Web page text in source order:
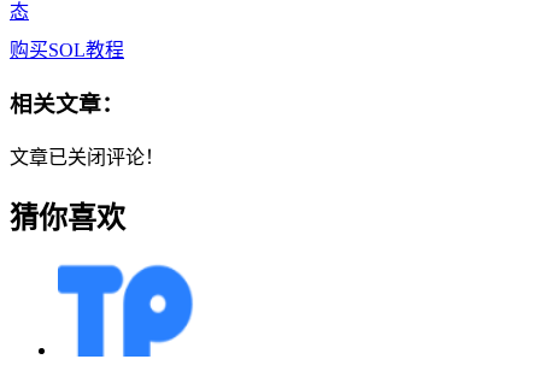
态
购买SOL教程
相关文章：
文章已关闭评论！
猜你喜欢